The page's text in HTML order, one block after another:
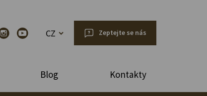
CZ Zeptejte se nás
Blog Kontakty